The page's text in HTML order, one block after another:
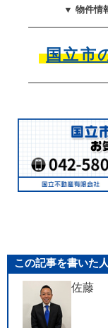
▼ 物件情
国立市
この記事を書いた人
佐藤